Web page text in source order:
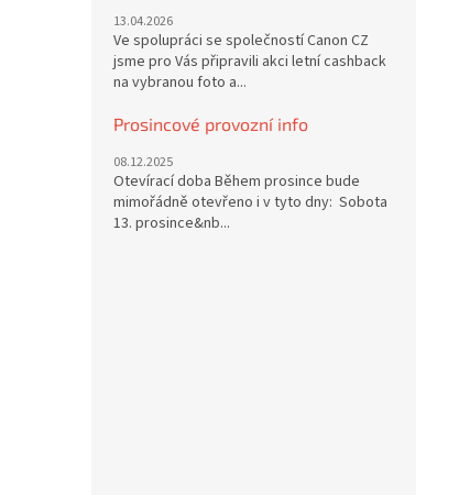
13.04.2026
Ve spolupráci se společností Canon CZ
jsme pro Vás připravili akci letní cashback
na vybranou foto a...
Prosincové provozní info
08.12.2025
Otevírací doba Během prosince bude
mimořádně otevřeno i v tyto dny: Sobota
13. prosince&nb...